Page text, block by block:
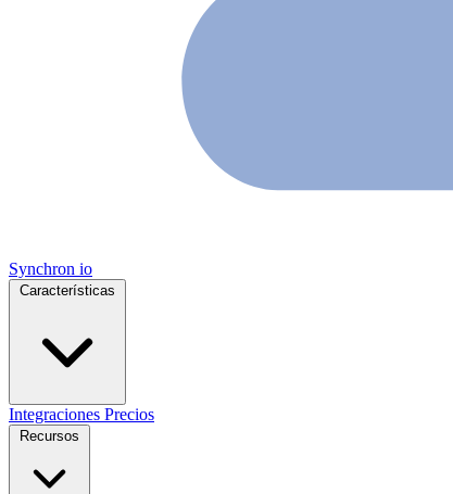
Synchron io
Integraciones Precios